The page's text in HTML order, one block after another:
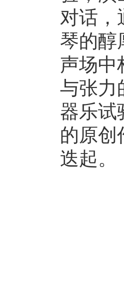
对话，
琴的醇
声场中
与张力
器乐试
的原创
迭起。